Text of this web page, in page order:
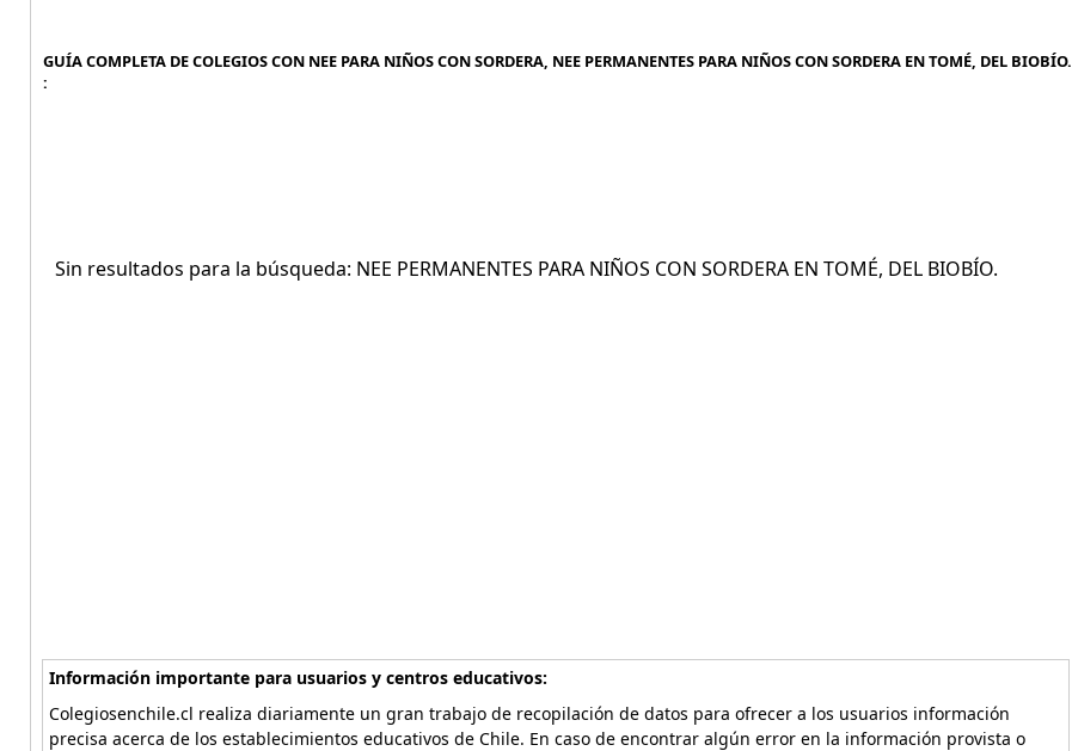
GUÍA COMPLETA DE COLEGIOS CON NEE PARA NIÑOS CON SORDERA, NEE PERMANENTES PARA NIÑOS CON SORDERA EN TOMÉ, DEL BIOBÍO.
:
Sin resultados para la búsqueda: NEE PERMANENTES PARA NIÑOS CON SORDERA EN TOMÉ, DEL BIOBÍO.
Información importante para usuarios y centros educativos:
Colegiosenchile.cl realiza diariamente un gran trabajo de recopilación de datos para ofrecer a los usuarios información
precisa acerca de los establecimientos educativos de Chile. En caso de encontrar algún error en la información provista o